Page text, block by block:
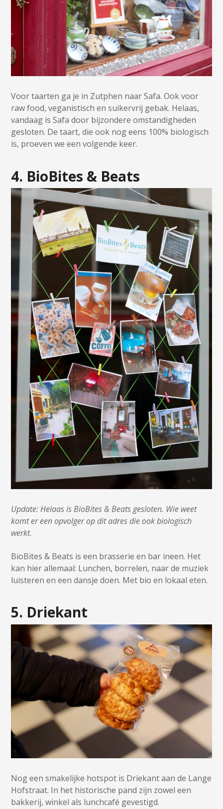
Voor taarten ga je in Zutphen naar Safa. Ook voor
raw food, veganistisch en suikervrij gebak. Helaas,
vandaag is Safa door bijzondere omstandigheden
gesloten. De taart, die ook nog eens 100% biologisch
is, proeven we een volgende keer.
4. BioBites & Beats
Update: Helaas is BioBites & Beats gesloten. Wie weet
komt er een opvolger op dit adres die ook biologisch
werkt.
BioBites & Beats is een brasserie en bar ineen. Het
kan hier allemaal: Lunchen, borrelen, naar de muziek
luisteren en een dansje doen. Met bio en lokaal eten.
5. Driekant
Nog een smakelijke hotspot is Driekant aan de Lange
Hofstraat. In het historische pand zijn zowel een
bakkerij, winkel als lunchcafé gevestigd.